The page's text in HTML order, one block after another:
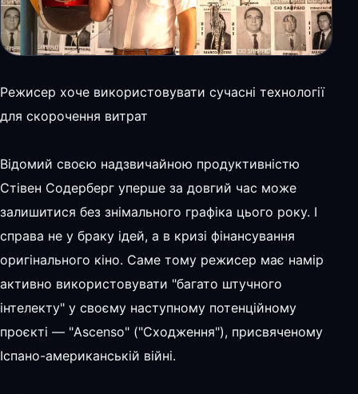
Режисер хоче використовувати сучасні технології
для скорочення витрат
Відомий своєю надзвичайною продуктивністю
Стівен Содерберг уперше за довгий час може
залишитися без знімального графіка цього року. І
справа не у браку ідей, а в кризі фінансування
оригінального кіно. Саме тому режисер має намір
активно використовувати "багато штучного
інтелекту" у своєму наступному потенційному
проєкті — "Ascenso" ("Сходження"), присвяченому
Іспано-американській війні.